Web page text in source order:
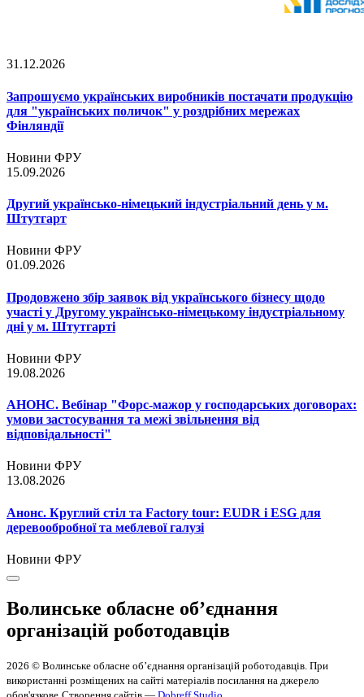
31.12.2026
Запрошуємо українських виробників постачати продукцію
для "українських поличок" у роздрібних мережах
Фінляндії
Новини ФРУ
15.09.2026
Другий українсько-німецький індустріальний день у м.
Штутгарт
Новини ФРУ
01.09.2026
Продовжено збір заявок від українського бізнесу щодо
участі у Другому українсько-німецькому індустріальному
дні у м. Штутгарті
Новини ФРУ
19.08.2026
АНОНС. Вебінар "Форс-мажор у господарських договорах:
умови застосування та межі звільнення від
відповідальності"
Новини ФРУ
13.08.2026
Анонс. Круглий стіл та Factory tour: EUDR і ESG для
деревообробної та меблевої галузі
Новини ФРУ
Волинське обласне об’єднання
організацій роботодавців
2026 © Волинське обласне об’єднання організацій роботодавців. При
використанні розміщених на сайті матеріалів посилання на джерело